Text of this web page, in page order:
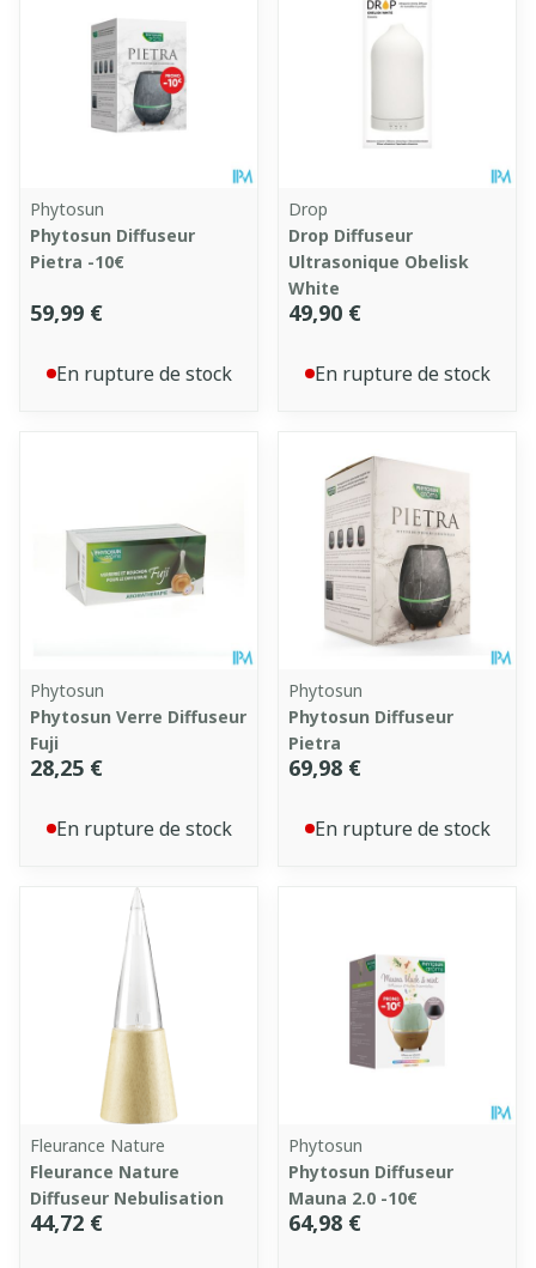
Phytosun
Phytosun Diffuseur
Pietra -10€
59,99 €
En rupture de stock
Drop
Drop Diffuseur
Ultrasonique Obelisk
White
49,90 €
En rupture de stock
Phytosun
Phytosun Verre Diffuseur
Fuji
28,25 €
En rupture de stock
Phytosun
Phytosun Diffuseur
Pietra
69,98 €
En rupture de stock
Fleurance Nature
Fleurance Nature
Diffuseur Nebulisation
44,72 €
Phytosun
Phytosun Diffuseur
Mauna 2.0 -10€
64,98 €